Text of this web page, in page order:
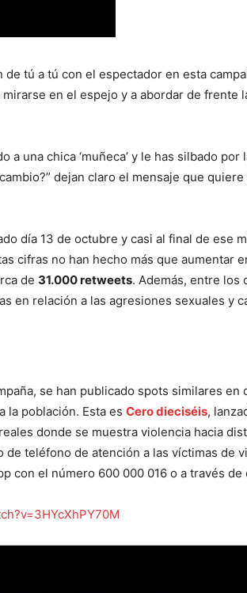
tú a tú con el espectador en esta
en el espejo y a abordar de frente
a una chica ‘muñeca’ y le has silbado
dejan claro el mensaje que
día 13 de octubre y casi al final de ese
cifras no han hecho más que aumentar
de 31.000 retweets. Además, entre los
en relación a las agresiones sexuales y
se han publicado spots similares en
la población. Esta es Cero dieciséis,
donde se muestra violencia hacia
de teléfono de atención a las víctimas de
con el número 600 000 016 o a través